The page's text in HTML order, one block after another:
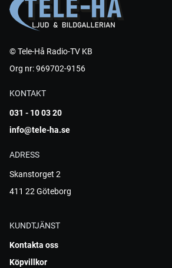
© Tele-Hå Radio-TV KB
Org nr: 969702-9156
KONTAKT
031 - 10 03 20
info@tele-ha.se
ADRESS
Skanstorget 2
411 22 Göteborg
KUNDTJÄNST
Kontakta oss
Köpvillkor